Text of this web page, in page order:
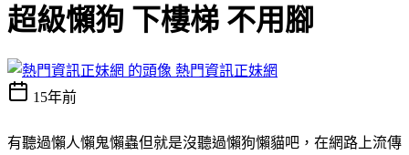
超級懶狗 下樓梯 不用腳
熱門資訊正妹網
15年前
有聽過懶人懶鬼懶蟲但就是沒聽過懶狗懶貓吧，在網路上流傳